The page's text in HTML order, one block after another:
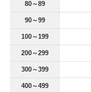
80～89
90～99
100～199
200～299
300～399
400～499